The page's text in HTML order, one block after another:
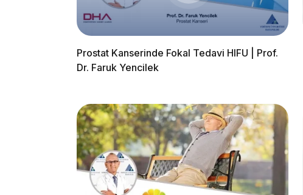
Prostat Kanserinde Fokal Tedavi HIFU | Prof.
Dr. Faruk Yencilek